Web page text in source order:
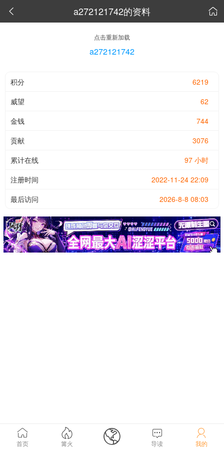
 a272121742的资料 
点击重新加载
a272121742
6219
积分
62
威望
744
金钱
3076
贡献
97 小时
累计在线
2022-11-24 22:09
注册时间
2026-8-8 08:03
最后访问

首页

篝火  
导读

我的